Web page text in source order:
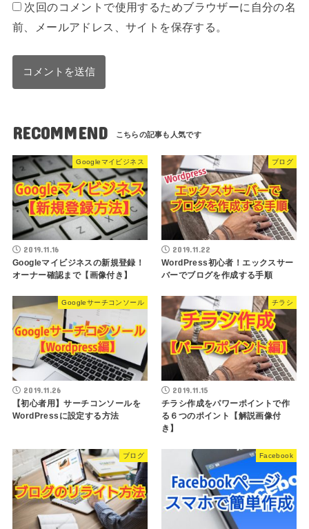
次回のコメントで使用するためブラウザーに自分の名
前、メールアドレス、サイトを保存する。
RECOMMEND
Googleマイビジネス
2019.11.16
Googleマイビジネスの新規登録！
オーナー確認まで【画像付き】
ブログ
2019.11.22
WordPress初心者！エックスサー
バーでブログを作成する手順
Googleサーチコンソール
2019.11.26
【初心者用】サーチコンソールを
WordPressに設定する方法
チラシ
2019.11.15
チラシ作成をパワーポイントで作
る６つのポイント【解説画像付
き】
ブログ Facebook